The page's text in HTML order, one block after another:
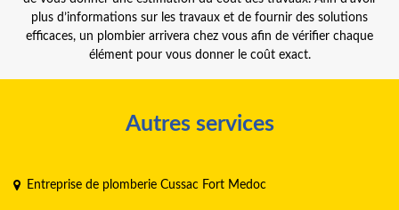
plus d’informations sur les travaux et de fournir des solutions
efficaces, un plombier arrivera chez vous afin de vérifier chaque
élément pour vous donner le coût exact.
Autres services
Entreprise de plomberie Cussac Fort Medoc